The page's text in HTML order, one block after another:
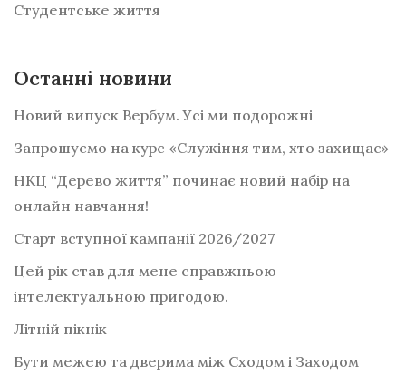
Студентське життя
Останні новини
Новий випуск Вербум. Усі ми подорожні
Запрошуємо на курс «Служіння тим, хто захищає»
НКЦ “Дерево життя” починає новий набір на
онлайн навчання!
Старт вступної кампанії 2026/2027
Цей рік став для мене справжньою
інтелектуальною пригодою.
Літній пікнік
Бути межею та дверима між Сходом і Заходом